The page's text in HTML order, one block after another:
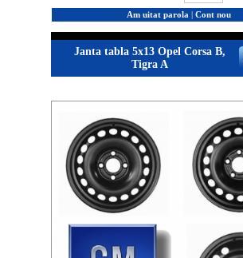
Am uitat parola | Cont nou
Janta tabla 5x13 Opel Corsa B,
Tigra A